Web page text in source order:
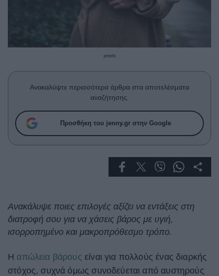
Πρόσωπα
Celebrities
Συνεντεύξεις
True Stories
Ask the Guru
Success Stories
Deco
Cooking
Αφιερώματα
pexels
Ανακαλύψτε περισσότερα άρθρα στα αποτελέσματα
αναζήτησης.
Προσθήκη του jenny.gr στην Google
Ανακάλυψε ποιες επιλογές αξίζει να εντάξεις στη
διατροφή σου για να χάσεις βάρος με υγιή,
ισορροπημένο και μακροπρόθεσμο τρόπο.
Η απώλεια βάρους είναι για πολλούς ένας διαρκής
στόχος, συχνά όμως συνοδεύεται από αυστηρούς